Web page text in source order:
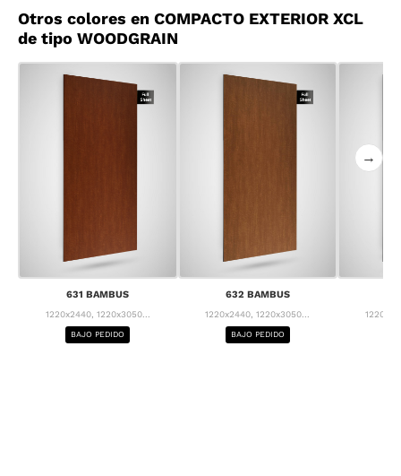
Otros colores en COMPACTO EXTERIOR XCL
de tipo WOODGRAIN
631 BAMBUS
1220x2440, 1220x3050...
BAJO PEDIDO
632 BAMBUS
1220x2440, 1220x3050...
BAJO PEDIDO
→